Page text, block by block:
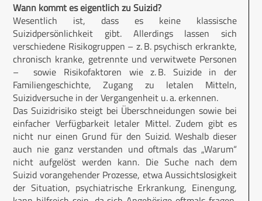
Wann kommt es eigentlich zu Suizid?
Wesentlich ist, dass es keine klassische
Suizidpersönlichkeit gibt. Allerdings lassen sich
verschiedene Risikogruppen – z. B. psychisch erkrankte,
chronisch kranke, getrennte und verwitwete Personen
– sowie Risikofaktoren wie z. B. Suizide in der
Familiengeschichte, Zugang zu letalen Mitteln,
Suizidversuche in der Vergangenheit u. a. erkennen.
Das Suizidrisiko steigt bei Überschneidungen sowie bei
einfacher Verfügbarkeit letaler Mittel. Zudem gibt es
nicht nur einen Grund für den Suizid. Weshalb dieser
auch nie ganz verstanden und oftmals das „Warum“
nicht aufgelöst werden kann. Die Suche nach dem
Suizid vorangehender Prozesse, etwa Aussichtslosigkeit
der Situation, psychiatrische Erkrankung, Einengung,